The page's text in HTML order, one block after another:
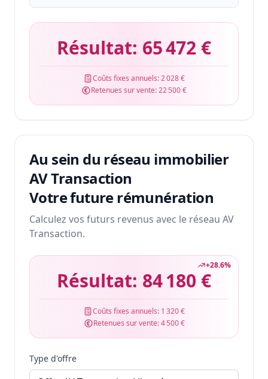
Résultat: 65 472 €
Coûts fixes annuels:2 028 €
Retenues sur vente:22 500 €
Au sein du réseau immobilier
AV Transaction
Votre future rémunération
Calculez vos futurs revenus avec le réseau AV
Transaction.
+28.6%
Résultat: 84 180 €
Coûts fixes annuels: 1 320 €
Retenues sur vente:4 500 €
Type d'offre